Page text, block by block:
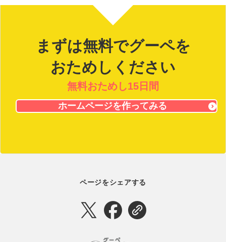
まずは無料でグーペを
おためしください
無料おためし15日間
ホームページを作ってみる
ページをシェアする